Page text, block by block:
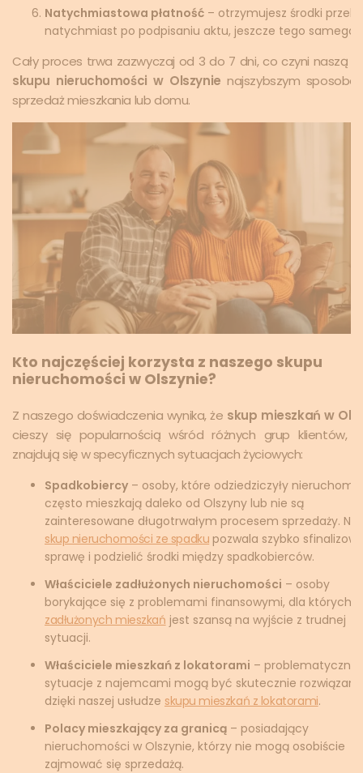
Natychmiastowa płatność – otrzymujesz środki
natychmiast po podpisaniu aktu, jeszcze tego samego
Cały proces trwa zazwyczaj od 3 do 7 dni, co czyni naszą
skupu nieruchomości w Olszynie najszybszym
sprzedaż mieszkania lub domu.
Kto najczęściej korzysta z naszego skupu
nieruchomości w Olszynie?
Z naszego doświadczenia wynika, że skup mieszkań w
cieszy się popularnością wśród różnych grup klientów,
znajdują się w specyficznych sytuacjach życiowych:
Spadkobiercy – osoby, które odziedziczyły
często mieszkają daleko od Olszyny lub nie są
zainteresowane długotrwałym procesem sprzedaży.
skup nieruchomości ze spadku pozwala szybko
sprawę i podzielić środki między spadkobierców.
Właściciele zadłużonych nieruchomości – osoby
borykające się z problemami finansowymi, dla których
zadłużonych mieszkań jest szansą na wyjście z trudnej
sytuacji.
Właściciele mieszkań z lokatorami – problematyczne
sytuacje z najemcami mogą być skutecznie rozwiązane
dzięki naszej usłudze skupu mieszkań z lokatorami.
Polacy mieszkający za granicą – posiadający
nieruchomości w Olszynie, którzy nie mogą osobiście
zajmować się sprzedażą.